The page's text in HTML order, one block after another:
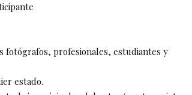
fotógrafos, profesionales, estudiantes y
estado.